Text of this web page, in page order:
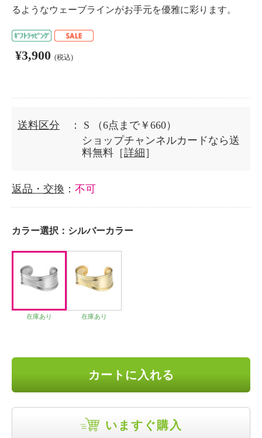
るようなウェーブラインがお手元を優雅に彩ります。
¥3,900 (税込)
送料区分 ： S
（6点まで￥660）
ショップチャンネルカードなら送
料無料［詳細 ］
返品・交換 ： 不可
カラー選択： シルバーカラー
在庫あり 在庫あり
カートに入れる
いますぐ購入